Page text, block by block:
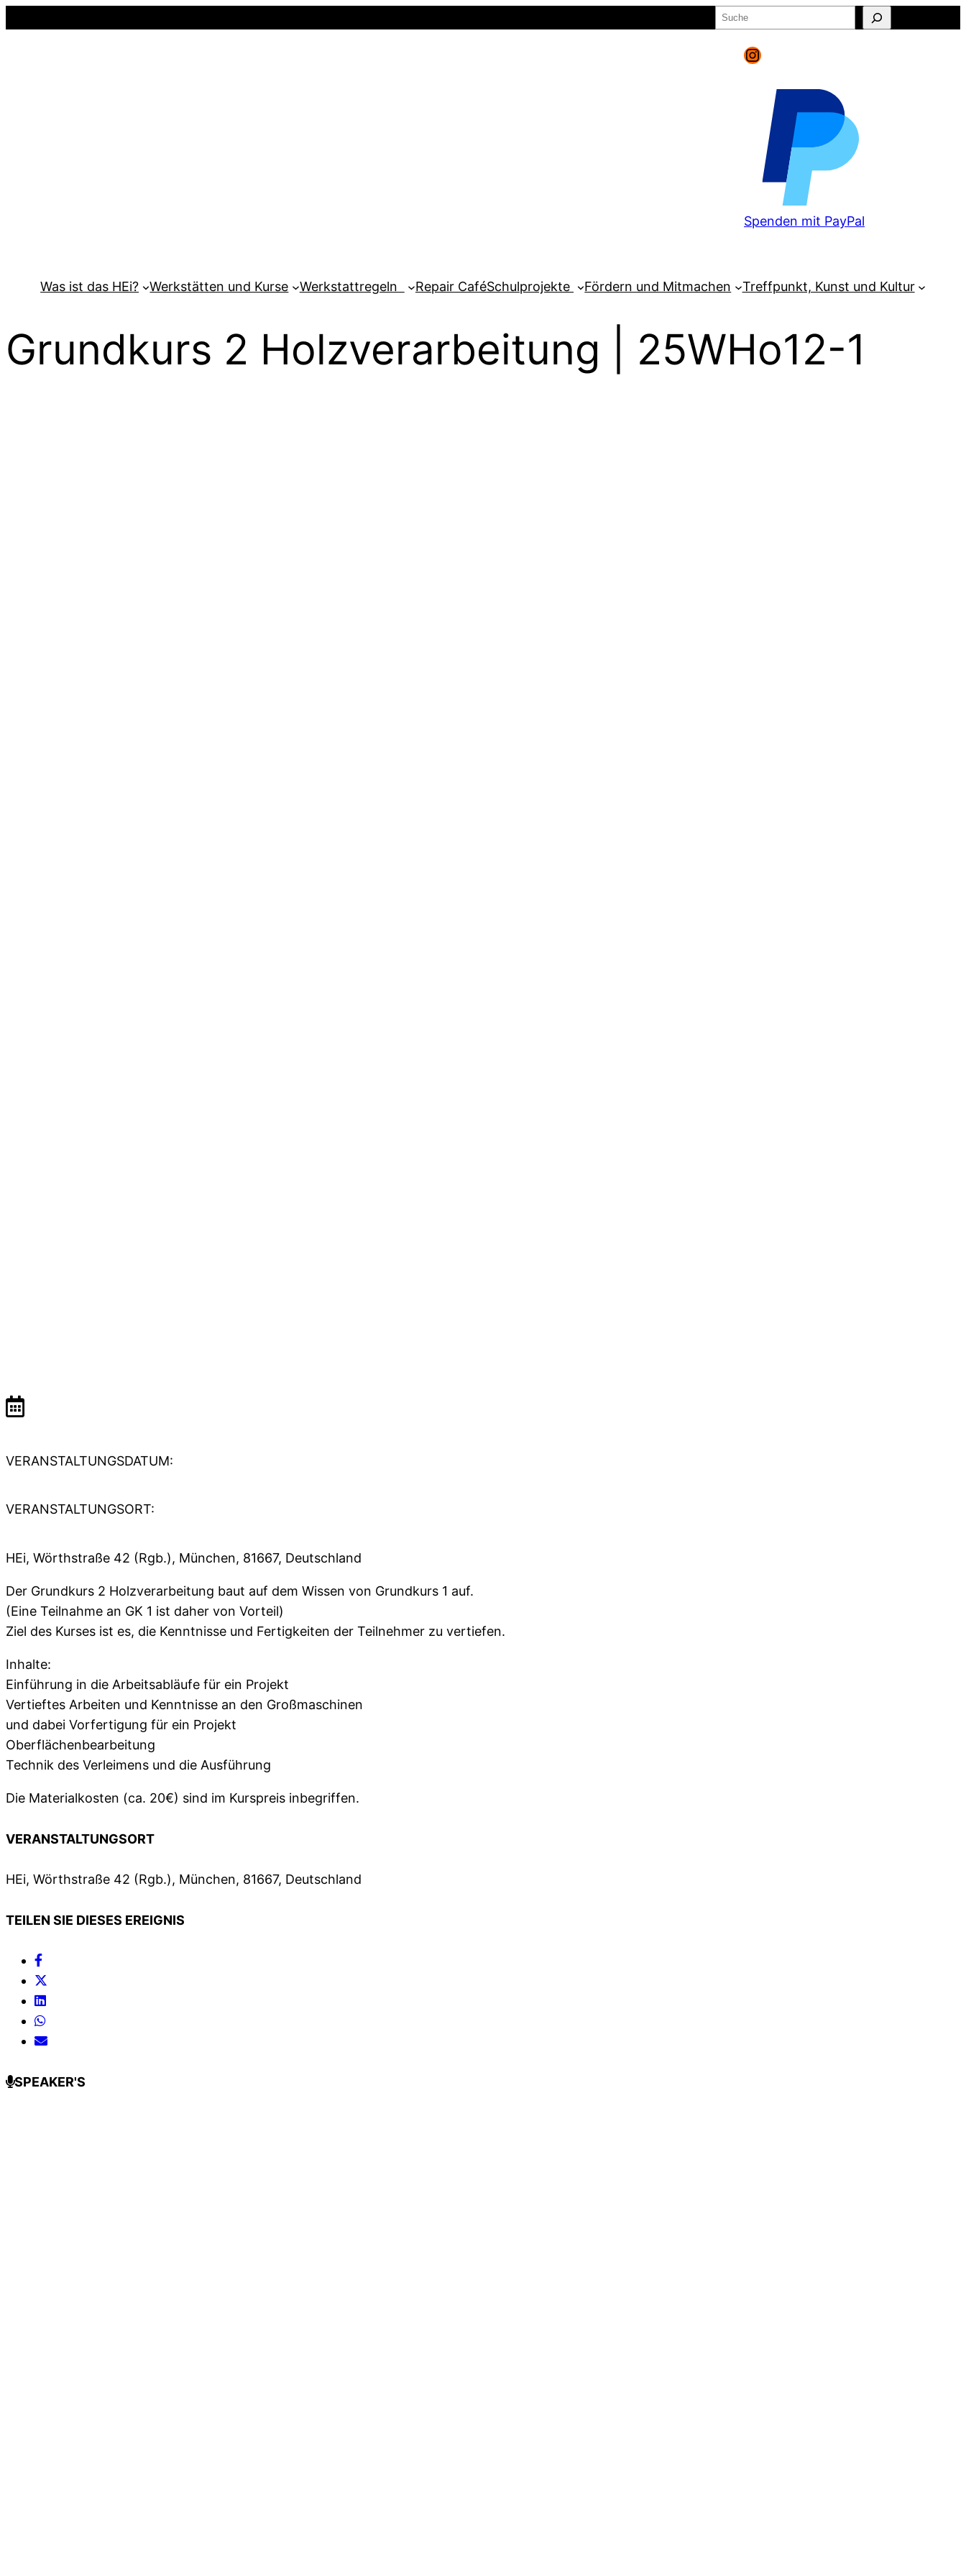
Suchen
Instagram
Spenden mit PayPal
Was ist das HEi? Werkstätten und Kurse Werkstattregeln Repair CaféSchulprojekte Fördern und Mitmachen Treffpunkt, Kunst und Kultur
Grundkurs 2 Holzverarbeitung | 25WHo12-1
VERANSTALTUNGSDATUM:
VERANSTALTUNGSORT:
HEi, Wörthstraße 42 (Rgb.), München, 81667, Deutschland
Der Grundkurs 2 Holzverarbeitung baut auf dem Wissen von Grundkurs 1 auf.
(Eine Teilnahme an GK 1 ist daher von Vorteil)
Ziel des Kurses ist es, die Kenntnisse und Fertigkeiten der Teilnehmer zu vertiefen.
Inhalte:
Einführung in die Arbeitsabläufe für ein Projekt
Vertieftes Arbeiten und Kenntnisse an den Großmaschinen
und dabei Vorfertigung für ein Projekt
Oberflächenbearbeitung
Technik des Verleimens und die Ausführung
Die Materialkosten (ca. 20€) sind im Kurspreis inbegriffen.
VERANSTALTUNGSORT
HEi, Wörthstraße 42 (Rgb.), München, 81667, Deutschland
TEILEN SIE DIESES EREIGNIS
SPEAKER'S